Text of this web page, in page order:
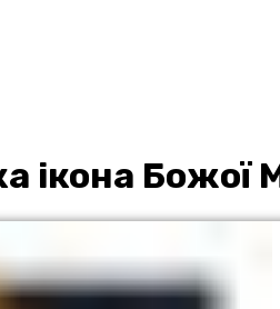
ікона Божої